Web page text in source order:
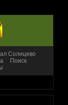
Солнцево
Поиск